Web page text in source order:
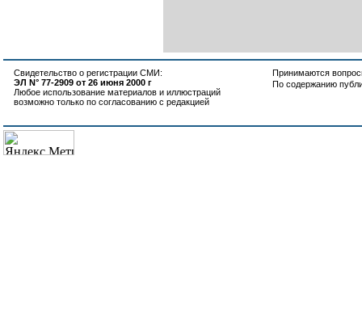
Свидетельство о регистрации СМИ:
ЭЛ N° 77-2909 от 26 июня 2000 г
Любое использование материалов и иллюстраций
возможно только по согласованию с редакцией
Принимаются
По содержанию